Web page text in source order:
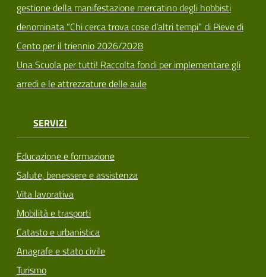
gestione della manifestazione mercatino degli hobbisti
denominata “Chi cerca trova cose d’altri tempi” di Pieve di
Cento per il triennio 2026/2028
Una Scuola per tutti! Raccolta fondi per implementare gli
arredi e le attrezzature delle aule
SERVIZI
Educazione e formazione
Salute, benessere e assistenza
Vita lavorativa
Mobilità e trasporti
Catasto e urbanistica
Anagrafe e stato civile
Turismo